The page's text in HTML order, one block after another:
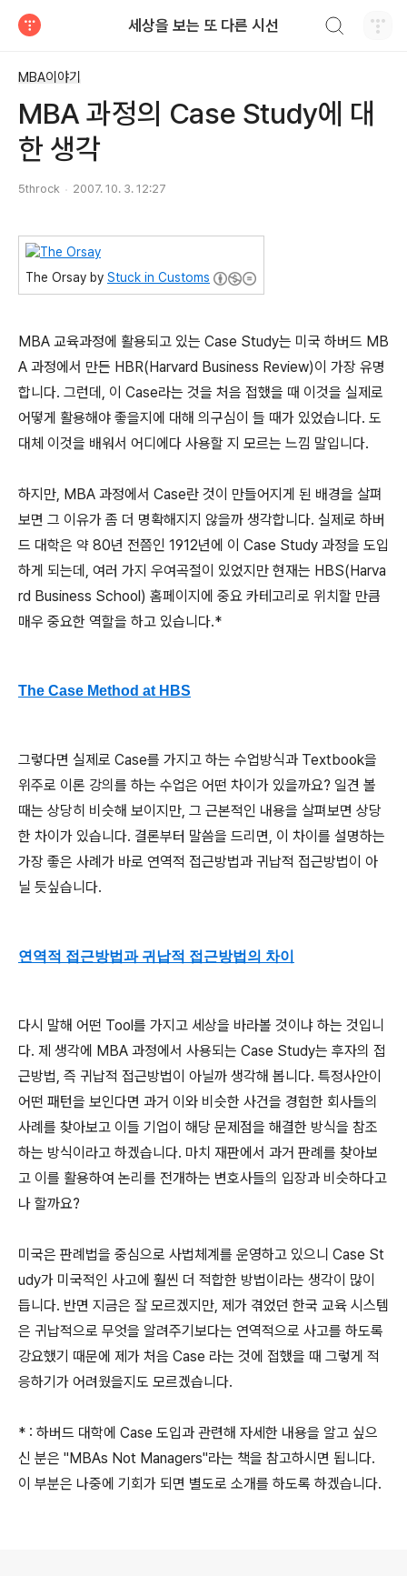
세상을 보는 또 다른 시선
MBA이야기
MBA 과정의 Case Study에 대
한 생각
5throck 2007. 10. 3. 12:27
The Orsay by Stuck in Customs
MBA 교육과정에 활용되고 있는 Case Study는 미국 하버드 MB
A 과정에서 만든 HBR(Harvard Business Review)이 가장 유명
합니다. 그런데, 이 Case라는 것을 처음 접했을 때 이것을 실제로
어떻게 활용해야 좋을지에 대해 의구심이 들 때가 있었습니다. 도
대체 이것을 배워서 어디에다 사용할 지 모르는 느낌 말입니다.
하지만, MBA 과정에서 Case란 것이 만들어지게 된 배경을 살펴
보면 그 이유가 좀 더 명확해지지 않을까 생각합니다. 실제로 하버
드 대학은 약 80년 전쯤인 1912년에 이 Case Study 과정을 도입
하게 되는데, 여러 가지 우여곡절이 있었지만 현재는 HBS(Harva
rd Business School) 홈페이지에 중요 카테고리로 위치할 만큼
매우 중요한 역할을 하고 있습니다.*
The Case Method at HBS
그렇다면 실제로 Case를 가지고 하는 수업방식과 Textbook을
위주로 이론 강의를 하는 수업은 어떤 차이가 있을까요? 일견 볼
때는 상당히 비슷해 보이지만, 그 근본적인 내용을 살펴보면 상당
한 차이가 있습니다. 결론부터 말씀을 드리면, 이 차이를 설명하는
가장 좋은 사례가 바로 연역적 접근방법과 귀납적 접근방법이 아
닐 듯싶습니다.
연역적 접근방법과 귀납적 접근방법의 차이
다시 말해 어떤 Tool를 가지고 세상을 바라볼 것이냐 하는 것입니
다. 제 생각에 MBA 과정에서 사용되는 Case Study는 후자의 접
근방법, 즉 귀납적 접근방법이 아닐까 생각해 봅니다. 특정사안이
어떤 패턴을 보인다면 과거 이와 비슷한 사건을 경험한 회사들의
사례를 찾아보고 이들 기업이 해당 문제점을 해결한 방식을 참조
하는 방식이라고 하겠습니다. 마치 재판에서 과거 판례를 찾아보
고 이를 활용하여 논리를 전개하는 변호사들의 입장과 비슷하다고
나 할까요?
미국은 판례법을 중심으로 사법체계를 운영하고 있으니 Case St
udy가 미국적인 사고에 훨씬 더 적합한 방법이라는 생각이 많이
듭니다. 반면 지금은 잘 모르겠지만, 제가 겪었던 한국 교육 시스템
은 귀납적으로 무엇을 알려주기보다는 연역적으로 사고를 하도록
강요했기 때문에 제가 처음 Case 라는 것에 접했을 때 그렇게 적
응하기가 어려웠을지도 모르겠습니다.
* : 하버드 대학에 Case 도입과 관련해 자세한 내용을 알고 싶으
신 분은 "MBAs Not Managers"라는 책을 참고하시면 됩니다.
이 부분은 나중에 기회가 되면 별도로 소개를 하도록 하겠습니다.